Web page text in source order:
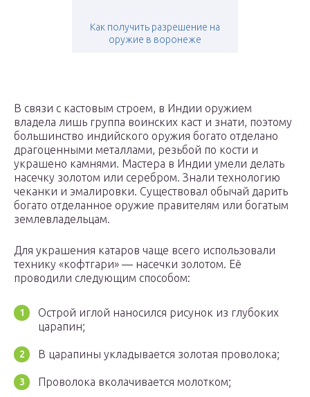
Как получить разрешение на
оружие в воронеже
В связи с кастовым строем, в Индии оружием
владела лишь группа воинских каст и знати, поэтому
большинство индийского оружия богато отделано
драгоценными металлами, резьбой по кости и
украшено камнями. Мастера в Индии умели делать
насечку золотом или серебром. Знали технологию
чеканки и эмалировки. Существовал обычай дарить
богато отделанное оружие правителям или богатым
землевладельцам.
Для украшения катаров чаще всего использовали
технику «кофтгари» — насечки золотом. Её
проводили следующим способом:
Острой иглой наносился рисунок из глубоких
царапин;
В царапины укладывается золотая проволока;
Проволока вколачивается молотком;